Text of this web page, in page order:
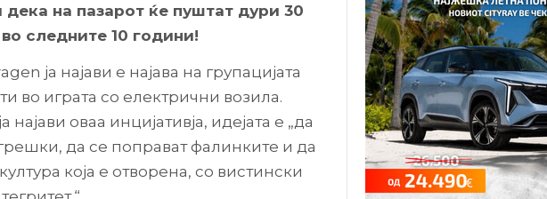
дека на пазарот ќе пуштат дури 30
следните 10 години!
ја најави е најава на групацијата
во играта со електрични возила.
оваа инцијативја, идејата е „да
да се поправат фалинките и да
која е отворена, со вистински